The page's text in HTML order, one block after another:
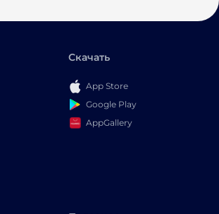
Скачать
App Store
Google Play
AppGallery